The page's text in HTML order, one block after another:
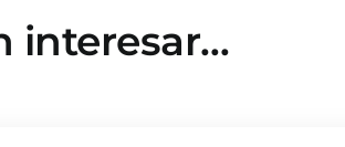
interesar…